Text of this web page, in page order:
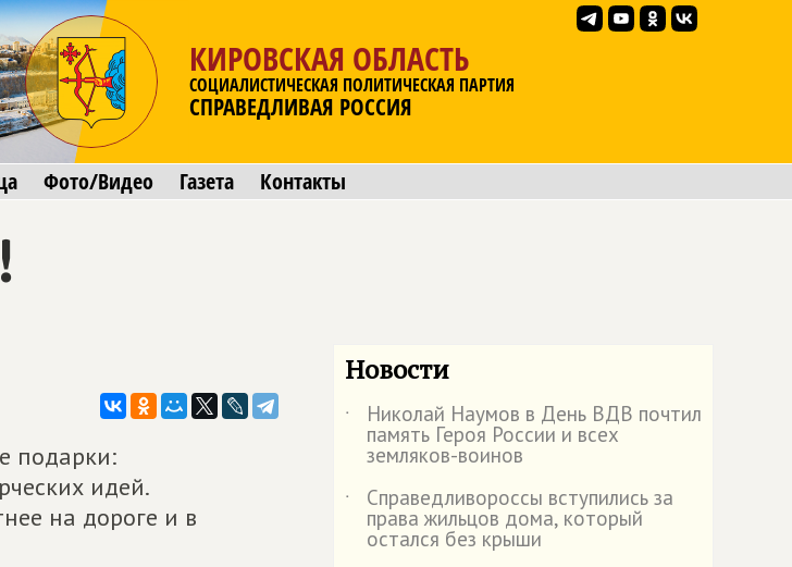
КИРОВСКАЯ ОБЛАСТЬ
СОЦИАЛИСТИЧЕСКАЯ ПОЛИТИЧЕСКАЯ ПАРТИЯ
СПРАВЕДЛИВАЯ РОССИЯ
Фото/Видео Газета Контакты
подарки:
идей.
на дороге и в
Новости
˙ Николай Наумов в День ВДВ почтил
память Героя России и всех
земляков-воинов
˙
Справедливороссы вступились за
права жильцов дома, который
остался без крыши